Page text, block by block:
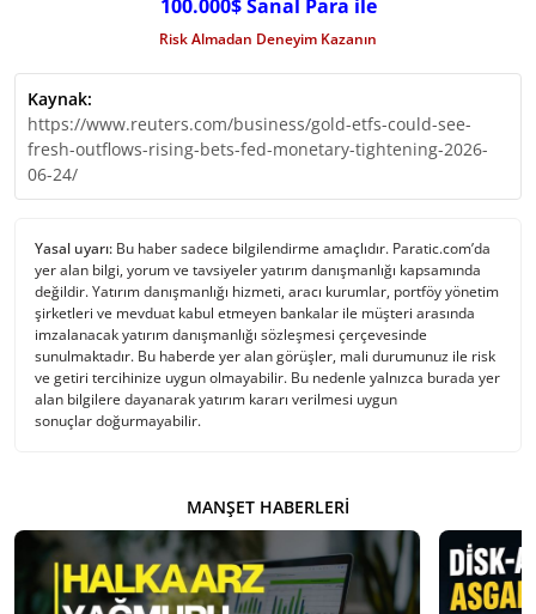
100.000$ Sanal Para ile
Risk Almadan Deneyim Kazanın
Kaynak:
https://www.reuters.com/business/gold-etfs-could-see-
fresh-outflows-rising-bets-fed-monetary-tightening-2026-
06-24/
Yasal uyarı: Bu haber sadece bilgilendirme amaçlıdır. Paratic.com’da
yer alan bilgi, yorum ve tavsiyeler yatırım danışmanlığı kapsamında
değildir. Yatırım danışmanlığı hizmeti, aracı kurumlar, portföy yönetim
şirketleri ve mevduat kabul etmeyen bankalar ile müşteri arasında
imzalanacak yatırım danışmanlığı sözleşmesi çerçevesinde
sunulmaktadır. Bu haberde yer alan görüşler, mali durumunuz ile risk
ve getiri tercihinize uygun olmayabilir. Bu nedenle yalnızca burada yer
alan bilgilere dayanarak yatırım kararı verilmesi uygun
sonuçlar doğurmayabilir.
MANŞET HABERLERI